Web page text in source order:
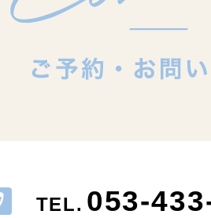
TEL.053-